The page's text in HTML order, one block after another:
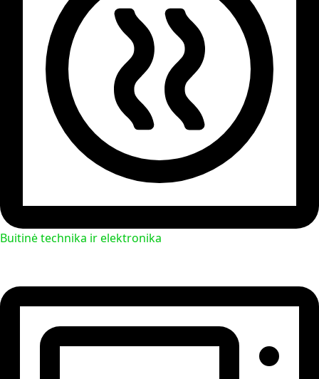
Buitinė technika ir elektronika